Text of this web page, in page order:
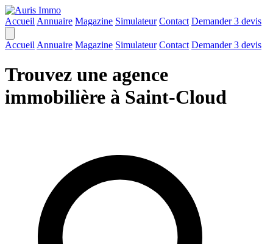
Accueil Annuaire Magazine Simulateur Contact Demander 3 devis
Accueil Annuaire Magazine Simulateur Contact Demander 3 devis
Trouvez une agence
immobilière à Saint-Cloud